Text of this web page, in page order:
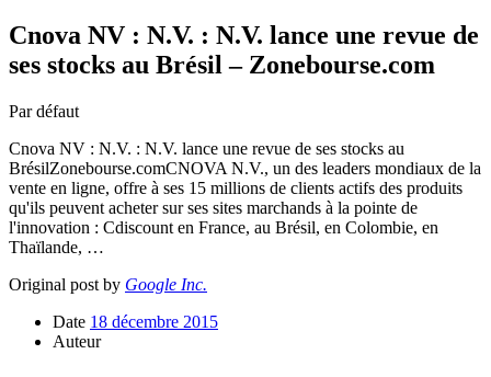
Cnova NV : N.V. : N.V. lance une revue de
ses stocks au Brésil – Zonebourse.com
Par défaut
Cnova NV : N.V. : N.V. lance une revue de ses stocks au
BrésilZonebourse.comCNOVA N.V., un des leaders mondiaux de la
vente en ligne, offre à ses 15 millions de clients actifs des produits
qu'ils peuvent acheter sur ses sites marchands à la pointe de
l'innovation : Cdiscount en France, au Brésil, en Colombie, en
Thaïlande, …
Original post by Google Inc.
Date 18 décembre 2015
Auteur